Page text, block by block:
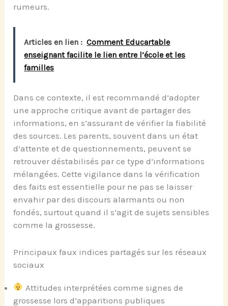
rumeurs.
Articles en lien : Comment Educartable
enseignant facilite le lien entre l’école et les
familles
Dans ce contexte, il est recommandé d’adopter
une approche critique avant de partager des
informations, en s’assurant de vérifier la fiabilité
des sources. Les parents, souvent dans un état
d’attente et de questionnements, peuvent se
retrouver déstabilisés par ce type d’informations
mélangées. Cette vigilance dans la vérification
des faits est essentielle pour ne pas se laisser
envahir par des discours alarmants ou non
fondés, surtout quand il s’agit de sujets sensibles
comme la grossesse.
Principaux faux indices partagés sur les réseaux
sociaux
Attitudes interprétées comme signes de
grossesse lors d’apparitions publiques